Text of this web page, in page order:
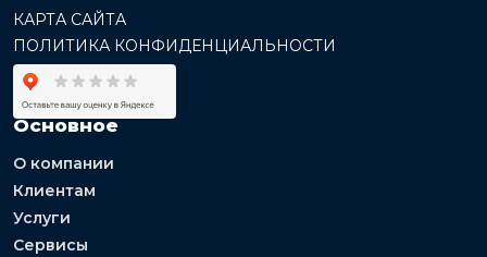
КАРТА САЙТА
ПОЛИТИКА КОНФИДЕНЦИАЛЬНОСТИ
Основное
О компании
Клиентам
Услуги
Сервисы